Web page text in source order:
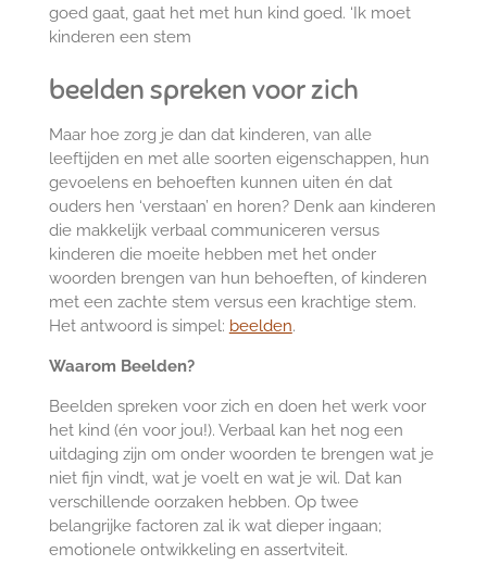
goed gaat, gaat het met hun kind goed. ‘Ik moet
kinderen een stem
beelden spreken voor zich
Maar hoe zorg je dan dat kinderen, van alle
leeftijden en met alle soorten eigenschappen, hun
gevoelens en behoeften kunnen uiten én dat
ouders hen ‘verstaan’ en horen? Denk aan kinderen
die makkelijk verbaal communiceren versus
kinderen die moeite hebben met het onder
woorden brengen van hun behoeften, of kinderen
met een zachte stem versus een krachtige stem.
Het antwoord is simpel: beelden.
Waarom Beelden?
Beelden spreken voor zich en doen het werk voor
het kind (én voor jou!). Verbaal kan het nog een
uitdaging zijn om onder woorden te brengen wat je
niet fijn vindt, wat je voelt en wat je wil. Dat kan
verschillende oorzaken hebben. Op twee
belangrijke factoren zal ik wat dieper ingaan;
emotionele ontwikkeling en assertviteit.